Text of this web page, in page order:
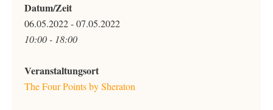
Datum/Zeit
06.05.2022 - 07.05.2022
10:00 - 18:00
Veranstaltungsort
The Four Points by Sheraton